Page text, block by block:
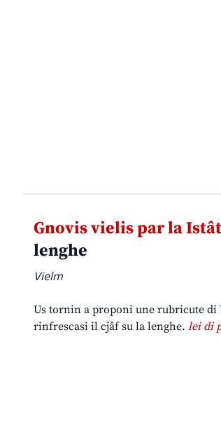
Gnovis vielis par la
lenghe
Vielm
Us tornin a proponi une rubricute di
rinfrescasi il cjâf su la lenghe. lei di